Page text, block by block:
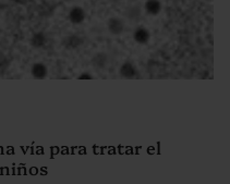
vía para tratar el